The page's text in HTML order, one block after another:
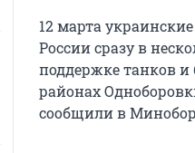
12 марта
России сразу в
поддержке танков
районах
сообщили в